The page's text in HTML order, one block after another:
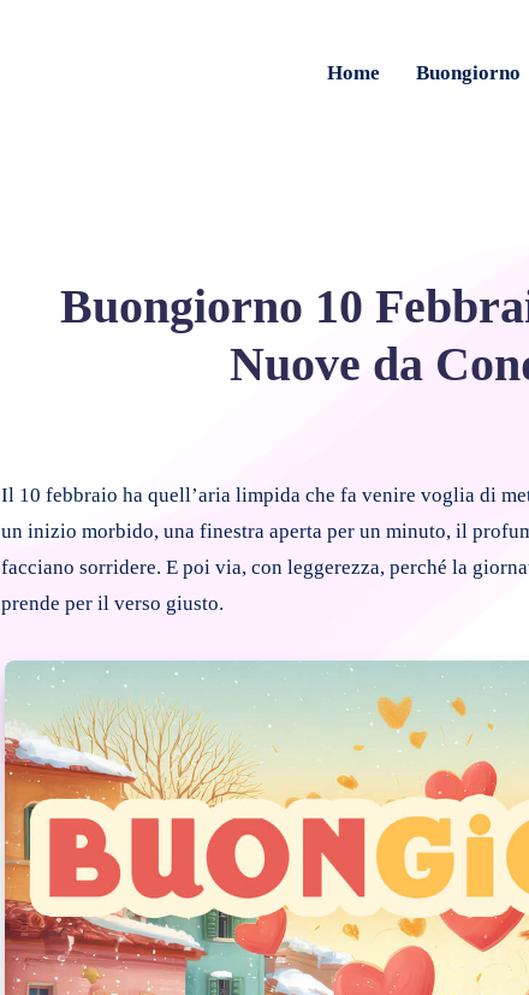
Home Buongiorno
Buongiorno 10
Nuove da
Il 10 febbraio ha quell’aria limpida che fa venire voglia di
un inizio morbido, una finestra aperta per un minuto, il
facciano sorridere. E poi via, con leggerezza, perché la
prende per il verso giusto.